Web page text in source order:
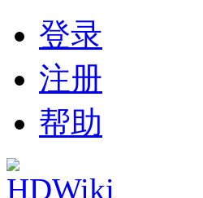
登录
注册
帮助